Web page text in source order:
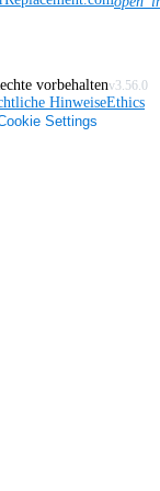
vorbehaltenv3.56.0
HinweiseEthics
Settings